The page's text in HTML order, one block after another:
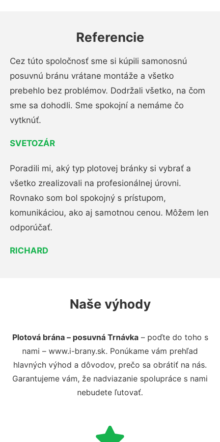
Referencie
Cez túto spoločnosť sme si kúpili samonosnú
posuvnú bránu vrátane montáže a všetko
prebehlo bez problémov. Dodržali všetko, na čom
sme sa dohodli. Sme spokojní a nemáme čo
vytknúť.
SVETOZÁR
Poradili mi, aký typ plotovej bránky si vybrať a
všetko zrealizovali na profesionálnej úrovni.
Rovnako som bol spokojný s prístupom,
komunikáciou, ako aj samotnou cenou. Môžem len
odporúčať.
RICHARD
Naše výhody
Plotová brána – posuvná Trnávka– poďte do toho s
nami – www.i-brany.sk. Ponúkame vám prehľad
hlavných výhod a dôvodov, prečo sa obrátiť na nás.
Garantujeme vám, že nadviazanie spolupráce s nami
nebudete ľutovať.